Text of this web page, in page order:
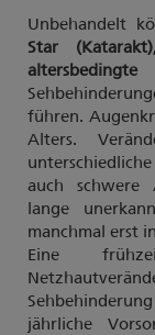
Unbehandelt
Star (Katarakt)
altersbedingte
führen.
Alters.
auch schwere
lange
manchmal erst
Eine
jährliche